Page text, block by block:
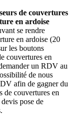
de couvertures
en ardoise
se rendre
en ardoise (20
les boutons
couvertures en
un RDV au
de nous
afin de gagner du
de couvertures en
pose de